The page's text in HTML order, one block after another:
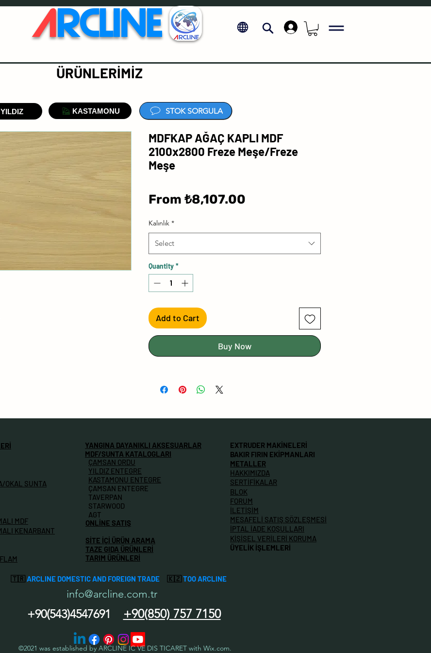
ARCLINE .
MDFKAP AĞAÇ KAPLI MDF
2100x2800 Freze Meşe/Freze
Meşe
From ₺8,107.00
Kalınlık *
Select
Quantity *
Add to Cart
Buy Now
YILDIZ KASTAMONU
ÜRÜNLERİMİZ
STOK SORGULA
OKAL SUNTA
MDF
KENARBANT
YANGINA DAYANIKLI AKSESUARLAR
MDF/SUNTA KATALOGLARI
ÇAMSAN ORDU
KASTAMONU ENTEGRE
YILDIZ ENTEGRE
ÇAMSAN ENTEGRE
TAVERPAN
STARWOOD
AGT
ONLİNE SATIŞ
SİTE İÇİ ÜRÜN ARAMA
TAZE GIDA ÜRÜNLERİ
TARIM ÜRÜNLERİ
EXTRUDER MAKİNELERİ
SERTİFİKALAR
BAKIR FIRIN EKİPMANLARI
HAKKIMIZDA
BLOK
METALLER
FORUM
İLETİŞİM
MESAFELİ SATIŞ SÖZLEŞMESİ
İPTAL İADE KOŞULLARI
KİŞİSEL VERİLERİ KORUMA
ÜYELİK İŞLEMLERİ
🇹🇷 ARCLINE DOMESTIC AND FOREIGN TRADE 🇰🇿 TOO ARCLINE
info@arcline.com.tr
+90(543)4547691 +90(850) 757 7150
©2021 was established by ARCLINE IC VE DIS TICARET with Wix.com.